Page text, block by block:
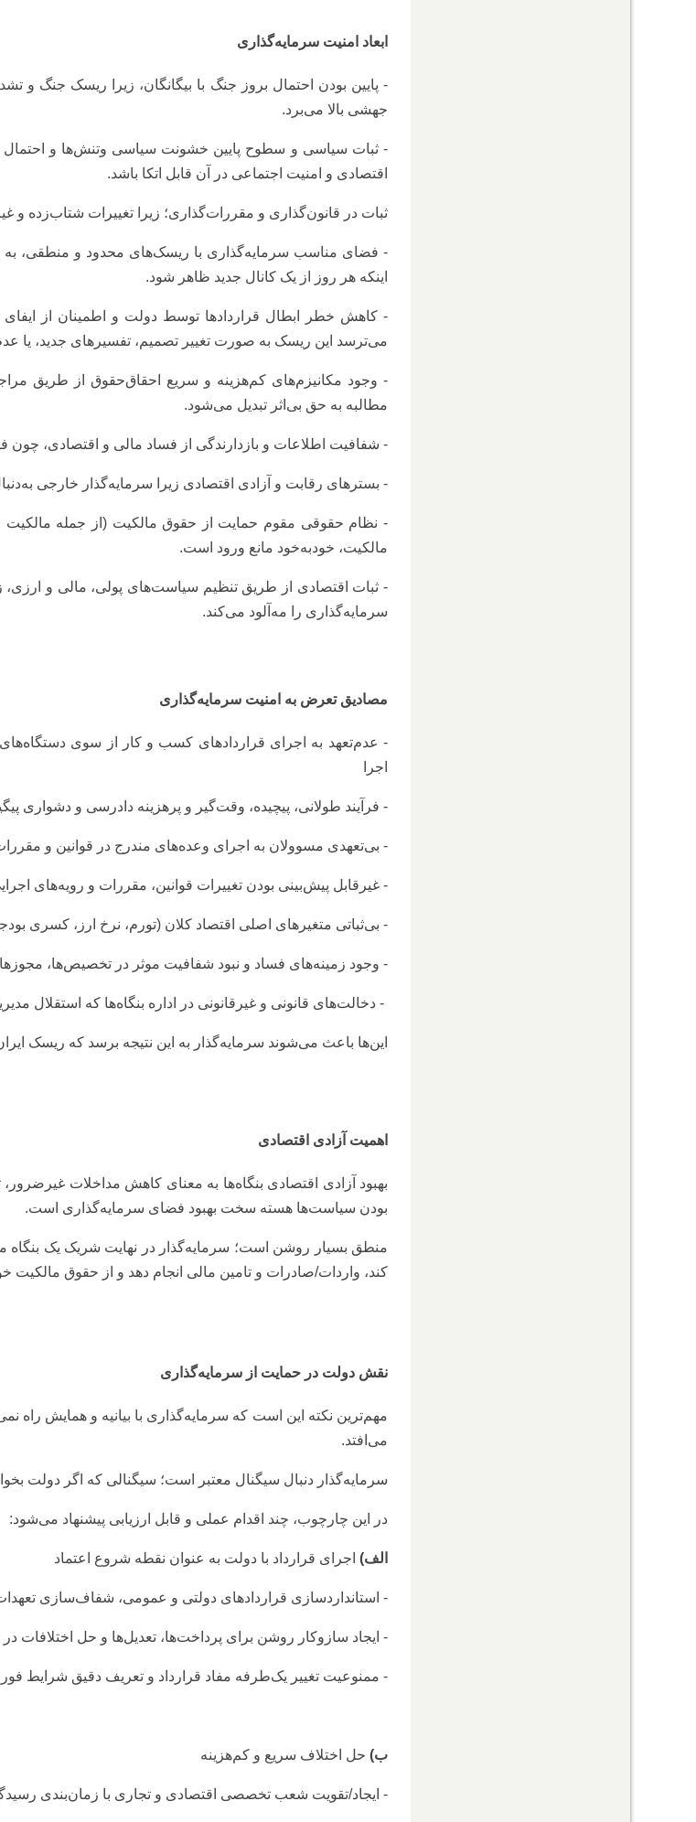
ابعاد امنیت سرمایه‌گذاری
- پایین بودن احتمال بروز جنگ با بیگانگان، زیرا ریسک جنگ و
جهشی بالا می‌برد.
- ثبات سیاسی و سطوح پایین خشونت سیاسی وتنش‌ها و احتمال
اقتصادی و امنیت اجتماعی در آن قابل اتکا باشد.
ثبات در قانون‌گذاری و مقررات‌گذاری؛ زیرا تغییرات شتاب‌زده و
- فضای مناسب سرمایه‌گذاری با ریسک‌های محدود و منطقی، به
اینکه هر روز از یک کانال جدید ظاهر شود.
- کاهش خطر ابطال قراردادها توسط دولت و اطمینان از
می‌ترسد این ریسک به صورت تغییر تصمیم، تفسیرهای جدید، یا
- وجود مکانیزم‌های کم‌هزینه و سریع احقاق‌حقوق از طریق
مطالبه به حق بی‌اثر تبدیل می‌شود.
- شفافیت اطلاعات و بازدارندگی از فساد مالی و اقتصادی، چون
- بسترهای رقابت و آزادی اقتصادی زیرا سرمایه‌گذار خارجی
- نظام حقوقی مقوم حمایت از حقوق مالکیت (از جمله مالکیت
مالکیت، خودبه‌خود مانع ورود است.
- ثبات اقتصادی از طریق تنظیم سیاست‌های پولی، مالی و
سرمایه‌گذاری را مه‌آلود می‌کند.
مصادیق تعرض به امنیت سرمایه‌گذاری
- عدم‌تعهد به اجرای قراردادهای کسب و کار از سوی
اجرا
- فرآیند طولانی، پیچیده، وقت‌گیر و پرهزینه دادرسی و دشواری
- بی‌تعهدی مسوولان به اجرای وعده‌های مندرج در قوانین و
- غیرقابل پیش‌بینی بودن تغییرات قوانین، مقررات و رویه‌های
- بی‌ثباتی متغیرهای اصلی اقتصاد کلان (تورم، نرخ ارز، کسری
- وجود زمینه‌های فساد و نبود شفافیت موثر در تخصیص‌ها،
- دخالت‌های قانونی و غیرقانونی در اداره بنگاه‌ها که استقلال
این‌ها باعث می‌شوند سرمایه‌گذار به این نتیجه برسد که ریسک
اهمیت آزادی اقتصادی
بهبود آزادی اقتصادی بنگاه‌ها به معنای کاهش مداخلات
بودن سیاست‌ها هسته سخت بهبود فضای سرمایه‌گذاری است.
منطق بسیار روشن است؛ سرمایه‌گذار در نهایت شریک یک بنگاه
کند، واردات/صادرات و تامین مالی انجام دهد و از حقوق مالکیت
نقش دولت در حمایت از سرمایه‌گذاری
مهم‌ترین نکته این است که سرمایه‌گذاری با بیانیه و همایش راه
می‌افتد.
سرمایه‌گذار دنبال سیگنال معتبر است؛ سیگنالی که اگر دولت
در این چارچوب، چند اقدام عملی و قابل ارزیابی پیشنهاد می‌شود:
الف) اجرای قرارداد با دولت به عنوان نقطه شروع اعتماد
- استانداردسازی قراردادهای دولتی و عمومی، شفاف‌سازی
- ایجاد سازوکار روشن برای پرداخت‌ها، تعدیل‌ها و حل اختلافات
- ممنوعیت تغییر یک‌طرفه مفاد قرارداد و تعریف دقیق شرایط
ب) حل اختلاف سریع و کم‌هزینه
- ایجاد/تقویت شعب تخصصی اقتصادی و تجاری با زمان‌بندی